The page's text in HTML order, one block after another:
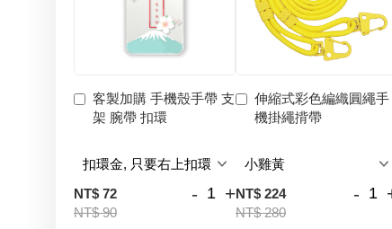
客製加購 手機殼手帶 支
架 腕帶 扣環
NT$ 72
NT$ 90
- +
伸縮式彩色編織圓繩手
機掛繩揹帶
NT$ 224
NT$ 280
-